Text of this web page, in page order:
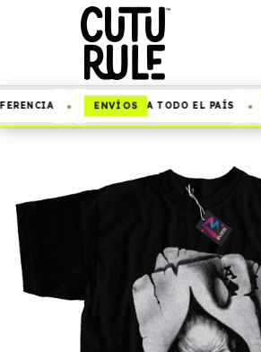
ENVÍOS A TODO EL PAÍS